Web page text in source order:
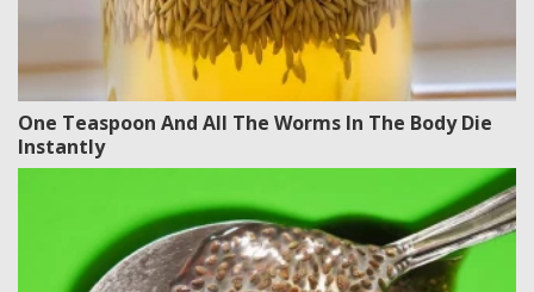
One Teaspoon And All The Worms In The Body Die
Instantly